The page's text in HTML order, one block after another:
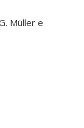
Müller e